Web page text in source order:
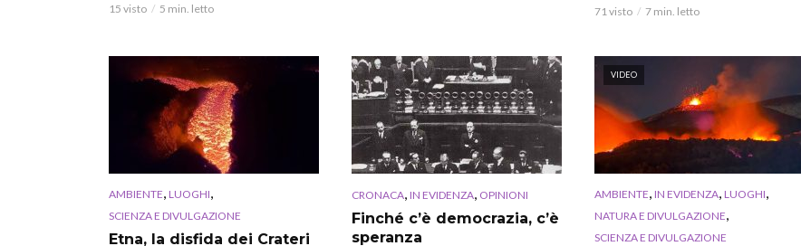
15 visto 5 min. letto 71 visto 7 min. letto
AMBIENTE, LUOGHI,
SCIENZA E DIVULGAZIONE
Etna, la disfida dei Crateri
CRONACA IN EVIDENZA OPINIONI
Finché c’è democrazia, c’è
speranza
VIDEO
AMBIENTE, IN EVIDENZA, LUOGHI,
NATURA E DIVULGAZIONE
SCIENZA E DIVULGAZIONE